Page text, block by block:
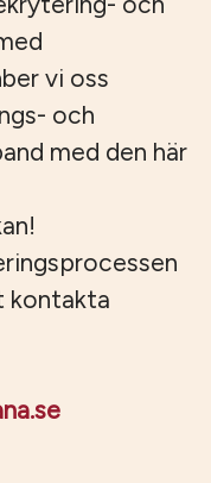
vi oss
och
med den här
kontakta